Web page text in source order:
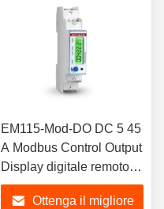
EM115-Mod-DO DC 5 45
A Modbus Control Output
Display digitale remoto e
certificato MID
Ottenga il migliore